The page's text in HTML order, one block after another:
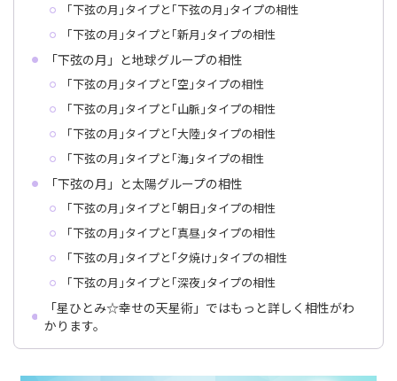
｢下弦の月｣タイプと｢下弦の月｣タイプの相性
｢下弦の月｣タイプと｢新月｣タイプの相性
「下弦の月」と地球グループの相性
｢下弦の月｣タイプと｢空｣タイプの相性
｢下弦の月｣タイプと｢山脈｣タイプの相性
｢下弦の月｣タイプと｢大陸｣タイプの相性
｢下弦の月｣タイプと｢海｣タイプの相性
「下弦の月」と太陽グループの相性
｢下弦の月｣タイプと｢朝日｣タイプの相性
｢下弦の月｣タイプと｢真昼｣タイプの相性
｢下弦の月｣タイプと｢夕焼け｣タイプの相性
｢下弦の月｣タイプと｢深夜｣タイプの相性
「星ひとみ☆幸せの天星術」ではもっと詳しく相性がわ
かります。